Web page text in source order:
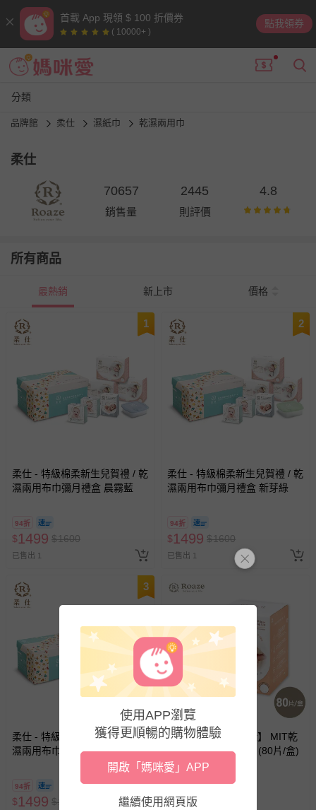
首載 App 現領 $ 100 折價券
( 10000+ )
點我領券
分類
品牌館 柔仕 濕紙巾 乾濕兩用巾
柔仕
70657
銷售量
2445
則評價
4.8
所有商品
最熱銷 新上市 價格
1
柔仕 - 特級棉柔新生兒賀禮 / 乾
濕兩用布巾彌月禮盒 晨霧藍
94折
$1499 $1600
已售出 1
2
柔仕 - 特級棉柔新生兒賀禮 / 乾
濕兩用布巾彌月禮盒 新芽綠
94折
$1499 $1600
已售出 1
3
柔仕 - 特級棉柔新生兒賀禮 / 乾
濕兩用布巾彌月禮盒 雪櫻粉
94折
$1499 $1600
柔仕 - 【Roaze 柔仕】 MIT乾
濕兩用布巾 - 纖柔款 (80片/盒)
89折
$2040
使用APP瀏覽
獲得更順暢的購物體驗
開啟「媽咪愛」APP
繼續使用網頁版